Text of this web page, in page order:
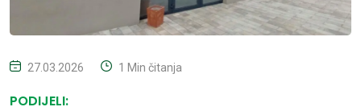
27.03.2026 1 Min čitanja
PODIJELI: